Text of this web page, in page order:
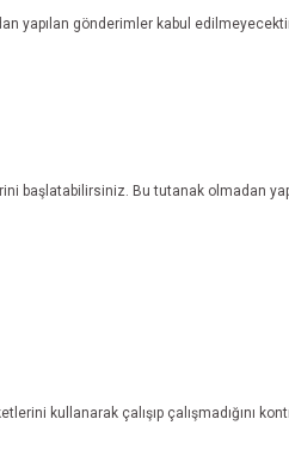
yapılan gönderimler kabul
başlatabilirsiniz. Bu tutanak olmadan
kullanarak çalışıp çalışmadığını